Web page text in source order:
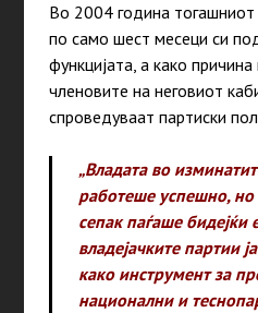
Во 2004 година
по само шест месеци си
функцијата, а како
членовите на неговиот
спроведуваат партиски
„Владата во
работеше успешно, но
сепак паѓаше бидејќи
владејачките партии
како инструмент за
национални и